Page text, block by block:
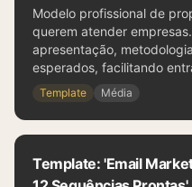
Modelo profissional de
querem atender
apresentação,
esperados, facilitando
Template Média
Template: 'Email